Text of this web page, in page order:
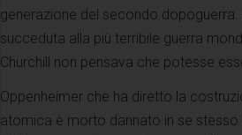
generazione del secondo dopoguerra.
succeduta alla più terribile guerra
Churchill non pensava che potesse
Oppenheimer che ha diretto la
atomica è morto dannato in se